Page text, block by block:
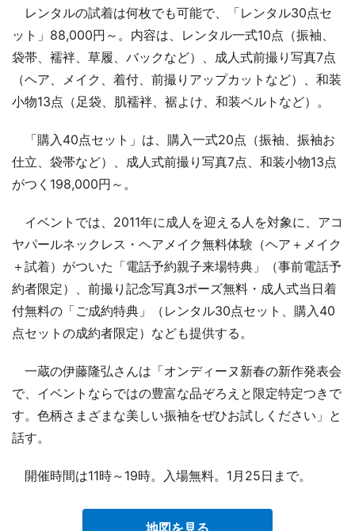
レンタルの試着は何枚でも可能で、「レンタル30点セ
ット」88,000円～。内容は、レンタル一式10点（振袖、
袋帯、襦袢、草履、バックなど）、成人式前撮り写真7点
（ヘア、メイク、着付、前撮りアップカットなど）、和装
小物13点（足袋、肌襦袢、裾よけ、和装ベルトなど）。
「購入40点セット」は、購入一式20点（振袖、振袖お
仕立、袋帯など）、成人式前撮り写真7点、和装小物13点
がつく198,000円～。
イベントでは、2011年に成人を迎える人を対象に、アコ
ヤパールネックレス・ヘアメイク無料体験（ヘア＋メイク
＋試着）がついた「電話予約親子来場特典」（事前電話予
約者限定）、前撮り記念写真3ポーズ無料・成人式当日着
付無料の「ご成約特典」（レンタル30点セット、購入40
点セットの成約者限定）なども提供する。
一蔵の伊藤隆弘さんは「オンディーヌ新春の新作発表会
で、イベントならではの豊富な品ぞろえと限定特定つきで
す。色柄さまざまな美しい振袖をぜひお試しください」と
話す。
開催時間は11時～19時。入場無料。1月25日まで。
地図を見る